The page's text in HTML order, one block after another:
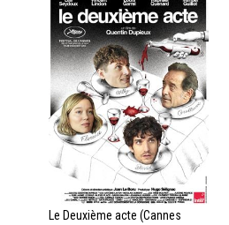
Le Deuxième acte (Cannes